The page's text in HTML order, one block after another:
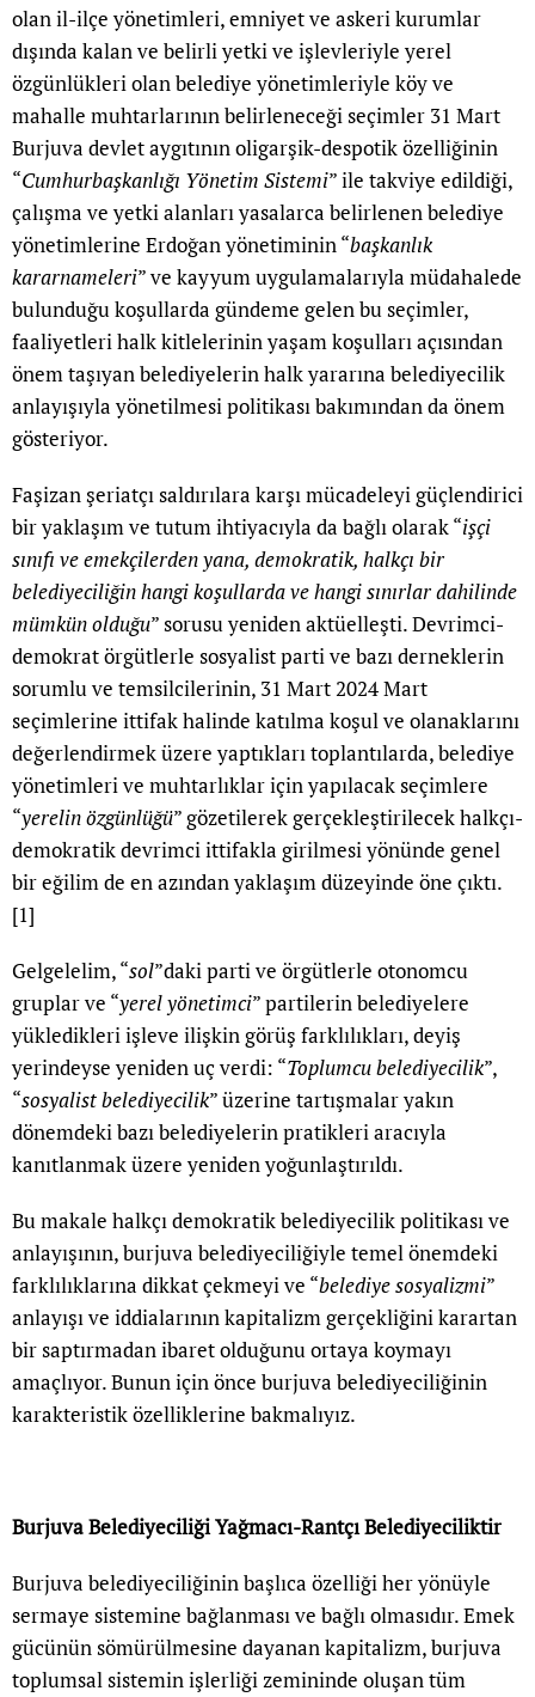
olan il-ilçe yönetimleri, emniyet ve askeri kurumlar
dışında kalan ve belirli yetki ve işlevleriyle yerel
özgünlükleri olan belediye yönetimleriyle köy ve
mahalle muhtarlarının belirleneceği seçimler 31 Mart
Burjuva devlet aygıtının oligarşik-despotik özelliğinin
“Cumhurbaşkanlığı Yönetim Sistemi” ile takviye edildiği,
çalışma ve yetki alanları yasalarca belirlenen belediye
yönetimlerine Erdoğan yönetiminin “başkanlık
kararnameleri” ve kayyum uygulamalarıyla müdahalede
bulunduğu koşullarda gündeme gelen bu seçimler,
faaliyetleri halk kitlelerinin yaşam koşulları açısından
önem taşıyan belediyelerin halk yararına belediyecilik
anlayışıyla yönetilmesi politikası bakımından da önem
gösteriyor.
Faşizan şeriatçı saldırılara karşı mücadeleyi güçlendirici
bir yaklaşım ve tutum ihtiyacıyla da bağlı olarak “işçi
sınıfı ve emekçilerden yana, demokratik, halkçı bir
belediyeciliğin hangi koşullarda ve hangi sınırlar dahilinde
mümkün olduğu” sorusu yeniden aktüelleşti. Devrimci-
demokrat örgütlerle sosyalist parti ve bazı derneklerin
sorumlu ve temsilcilerinin, 31 Mart 2024 Mart
seçimlerine ittifak halinde katılma koşul ve olanaklarını
değerlendirmek üzere yaptıkları toplantılarda, belediye
yönetimleri ve muhtarlıklar için yapılacak seçimlere
“yerelin özgünlüğü” gözetilerek gerçekleştirilecek halkçı-
demokratik devrimci ittifakla girilmesi yönünde genel
bir eğilim de en azından yaklaşım düzeyinde öne çıktı.
[1]
Gelgelelim, “sol”daki parti ve örgütlerle otonomcu
gruplar ve “yerel yönetimci” partilerin belediyelere
yükledikleri işleve ilişkin görüş farklılıkları, deyiş
yerindeyse yeniden uç verdi: “Toplumcu belediyecilik”,
“sosyalist belediyecilik” üzerine tartışmalar yakın
dönemdeki bazı belediyelerin pratikleri aracıyla
kanıtlanmak üzere yeniden yoğunlaştırıldı.
Bu makale halkçı demokratik belediyecilik politikası ve
anlayışının, burjuva belediyeciliğiyle temel önemdeki
farklılıklarına dikkat çekmeyi ve “belediye sosyalizmi”
anlayışı ve iddialarının kapitalizm gerçekliğini karartan
bir saptırmadan ibaret olduğunu ortaya koymayı
amaçlıyor. Bunun için önce burjuva belediyeciliğinin
karakteristik özelliklerine bakmalıyız.
Burjuva Belediyeciliği Yağmacı-Rantçı Belediyeciliktir
Burjuva belediyeciliğinin başlıca özelliği her yönüyle
sermaye sistemine bağlanması ve bağlı olmasıdır. Emek
gücünün sömürülmesine dayanan kapitalizm, burjuva
toplumsal sistemin işlerliği zemininde oluşan tüm